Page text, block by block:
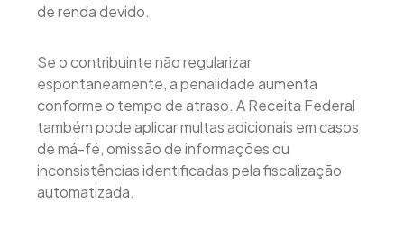
de renda devido.
Se o contribuinte não regularizar
espontaneamente, a penalidade aumenta
conforme o tempo de atraso. A Receita Federal
também pode aplicar multas adicionais em casos
de má-fé, omissão de informações ou
inconsistências identificadas pela fiscalização
automatizada.